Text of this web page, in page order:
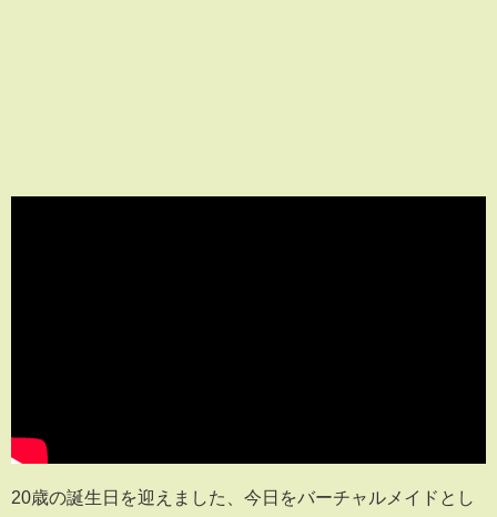
20歳の誕生日を迎えました、今日をバーチャルメイドとし